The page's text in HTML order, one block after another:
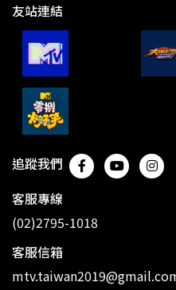
友站連結
追蹤我們
客服專線
(02)2795-1018
客服信箱